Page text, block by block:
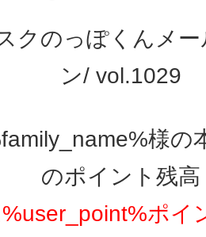
クのっぽくんメ
ン/ vol.1029
様の
のポイント残高
%user_point%ポイ